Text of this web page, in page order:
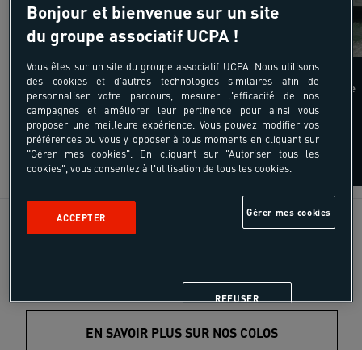
Last Minute colos
Jusqu'à -10%* sur une sélection été
*voir conditions
à partir de
DÉCOUVRIR TOUTES NOS COLOS
EN SAVOIR PLUS SUR NOS COLOS
Bonjour et bienvenue sur un site
du groupe associatif UCPA !
Vous êtes sur un site du groupe associatif UCPA. Nous utilisons
des cookies et d'autres technologies similaires afin de
personnaliser votre parcours, mesurer l'efficacité de nos
campagnes et améliorer leur pertinence pour ainsi vous
proposer une meilleure expérience. Vous pouvez modifier vos
préférences ou vous y opposer à tous moments en cliquant sur
"Gérer mes cookies". En cliquant sur "Autoriser tous les
cookies", vous consentez à l'utilisation de tous les cookies.
Gérer mes cookies
REFUSER
ACCEPTER